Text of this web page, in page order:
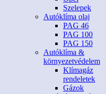
Szelepek
Autóklíma olaj
PAG 46
PAG 100
PAG 150
Autóklíma &
környezetvédelem
Klímagáz
rendeletek
Gázok